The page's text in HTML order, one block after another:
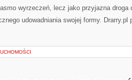
wyrzeczeń, lecz jako przyjazna droga
udowadniania swojej formy.